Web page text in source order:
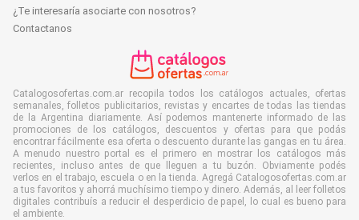
¿Te interesaría asociarte con nosotros?
Contactanos
Catalogosofertas.com.ar recopila todos los catálogos actuales, ofertas
semanales, folletos publicitarios, revistas y encartes de todas las tiendas
de la Argentina diariamente. Así podemos mantenerte informado de las
promociones de los catálogos, descuentos y ofertas para que podás
encontrar fácilmente esa oferta o descuento durante las gangas en tu área.
A menudo nuestro portal es el primero en mostrar los catálogos más
recientes, incluso antes de que lleguen a tu buzón. Obviamente podés
verlos en el trabajo, escuela o en la tienda. Agregá Catalogosofertas.com.ar
a tus favoritos y ahorrá muchísimo tiempo y dinero. Además, al leer folletos
digitales contribuís a reducir el desperdicio de papel, lo cual es bueno para
el ambiente.